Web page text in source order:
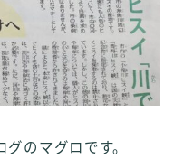
のマグロです。